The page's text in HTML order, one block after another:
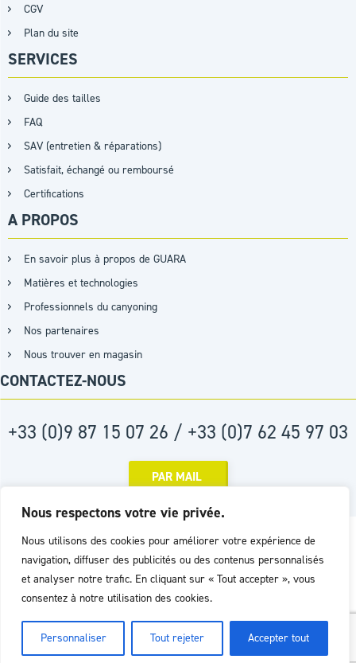
Nous respectons votre vie privée.
Nous utilisons des cookies pour améliorer votre expérience de
navigation, diffuser des publicités ou des contenus personnalisés
et analyser notre trafic. En cliquant sur « Tout accepter », vous
consentez à notre utilisation des cookies.
Personnaliser Tout rejeter Accepter tout
CGV
Plan du site
SERVICES
Guide des tailles
FAQ
SAV (entretien & réparations)
Satisfait, échangé ou remboursé
Certifications
A PROPOS
En savoir plus à propos de GUARA
Matières et technologies
Professionnels du canyoning
Nos partenaires
Nous trouver en magasin
CONTACTEZ-NOUS
+33 (0)9 87 15 07 26 / +33 (0)7 62 45 97 03
PAR MAIL